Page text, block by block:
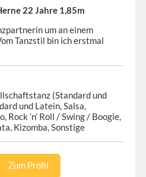
22 Jahre 1,85m
um an einem
Tanzstil bin ich erstmal
(Standard und
und Latein, Salsa,
Rock ’n’ Roll / Swing / Boogie,
Kizomba, Sonstige
Zum Profil